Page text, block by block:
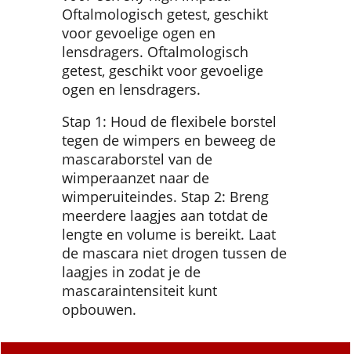
Oftalmologisch getest, geschikt
voor gevoelige ogen en
lensdragers. Oftalmologisch
getest, geschikt voor gevoelige
ogen en lensdragers.
Stap 1: Houd de flexibele borstel
tegen de wimpers en beweeg de
mascaraborstel van de
wimperaanzet naar de
wimperuiteindes. Stap 2: Breng
meerdere laagjes aan totdat de
lengte en volume is bereikt. Laat
de mascara niet drogen tussen de
laagjes in zodat je de
mascaraintensiteit kunt
opbouwen.